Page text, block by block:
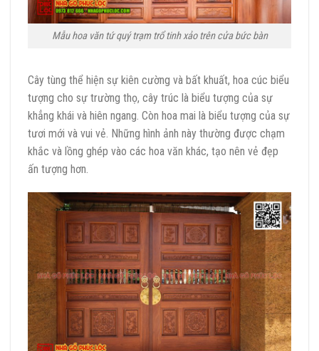
Mẫu hoa văn tứ quý trạm trổ tinh xảo trên cửa bức bàn
Cây tùng thể hiện sự kiên cường và bất khuất, hoa cúc biểu
tượng cho sự trường thọ, cây trúc là biểu tượng của sự
khẳng khái và hiên ngang. Còn hoa mai là biểu tượng của sự
tươi mới và vui vẻ. Những hình ảnh này thường được chạm
khắc và lồng ghép vào các hoa văn khác, tạo nên vẻ đẹp
ấn tượng hơn.